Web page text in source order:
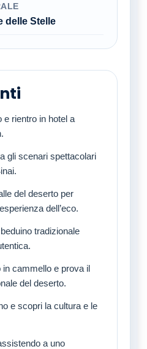
delle Stelle
e rientro in hotel a
gli scenari spettacolari
del deserto per
dell’eco.
tradizionale
in cammello e prova il
del deserto.
e scopri la cultura e le
a uno